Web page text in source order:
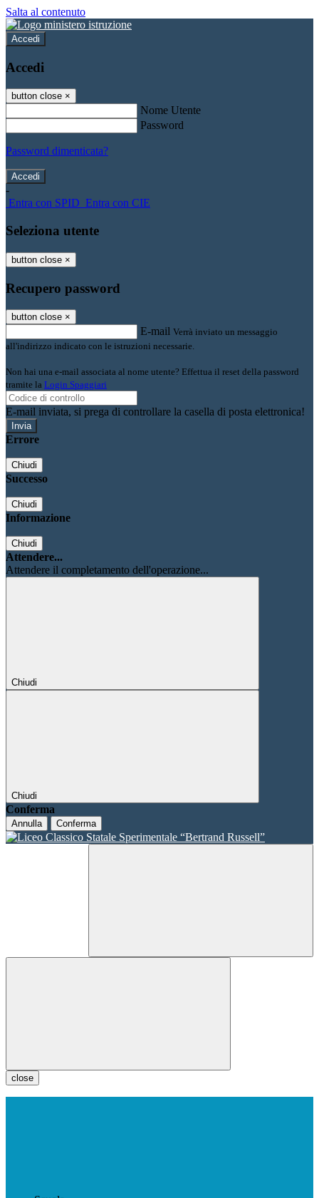
Salta al contenuto
Accedi
Accedi
button close ×
Nome Utente
Password
Password dimenticata?
-
Entra con SPID Entra con CIE
Seleziona utente
button close ×
Recupero password
button close ×
E-mail Verrà inviato un messaggio
all'indirizzo indicato con le istruzioni necessarie.
Non hai una e-mail associata al nome utente? Effettua il reset della password
tramite la Login Spaggiari
E-mail inviata, si prega di controllare la casella di posta elettronica!
Errore
Chiudi
Successo
Chiudi
Informazione
Chiudi
Attendere...
Attendere il completamento dell'operazione...
Chiudi
Chiudi
Conferma
Annulla Conferma
close